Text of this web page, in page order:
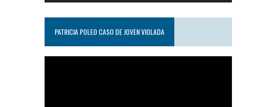
PATRICIA POLEO CASO DE JOVEN VIOLADA